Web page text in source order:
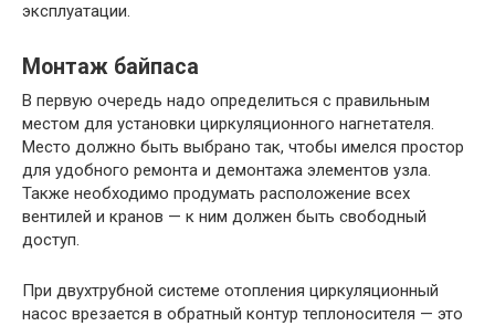
эксплуатации.
Монтаж байпаса
В первую очередь надо определиться с правильным
местом для установки циркуляционного нагнетателя.
Место должно быть выбрано так, чтобы имелся простор
для удобного ремонта и демонтажа элементов узла.
Также необходимо продумать расположение всех
вентилей и кранов — к ним должен быть свободный
доступ.
При двухтрубной системе отопления циркуляционный
насос врезается в обратный контур теплоносителя — это